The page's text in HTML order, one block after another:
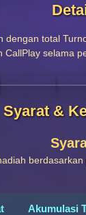
dengan total
CallPlay selama
Syarat &
Akumulasi